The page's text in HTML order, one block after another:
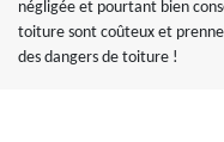
négligée et pourtant bien
toiture sont coûteux et
des dangers de toiture !